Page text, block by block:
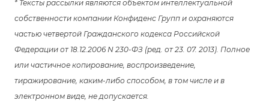
* Тексты рассылки являются объектом интеллектуальной
собственности компании Конфиденс Групп и охраняются
частью четвертой Гражданского кодекса Российской
Федерации от 18.12.2006 N 230-ФЗ (ред. от 23. 07. 2013). Полное
или частичное копирование, воспроизведение,
тиражирование, каким-либо способом, в том числе и в
электронном виде, не допускается.